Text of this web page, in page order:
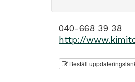
040-668 39 38
http://
Beställ